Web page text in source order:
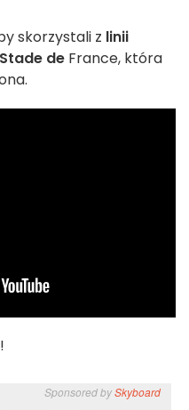
skorzystali z linii
Stade de France, która
!